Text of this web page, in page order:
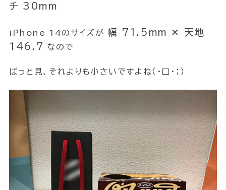
チ 30mm
iPhone 14のサイズが 幅 71.5mm ✕ 天地
146.7
なので
ぱっと見、それよりも小さいですよね（・□・；）